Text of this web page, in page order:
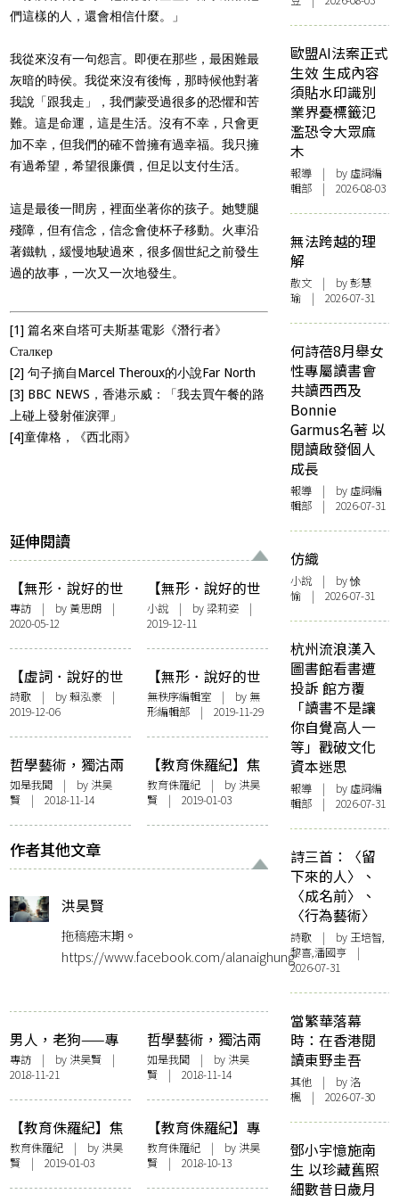
們這樣的人，還會相信什麼。」
我從來沒有一句怨言。即便在那些，最困難最
灰暗的時侯。我從來沒有後悔，那時候他對著
我說「跟我走」，我們蒙受過很多的恐懼和苦
難。這是命運，這是生活。沒有不幸，只會更
加不幸，但我們的確不曾擁有過幸福。我只擁
有過希望，希望很廉價，但足以支付生活。
這是最後一間房，裡面坐著你的孩子。她雙腿
殘障，但有信念，信念會使杯子移動。火車沿
著鐵軌，緩慢地駛過來，很多個世紀之前發生
過的故事，一次又一次地發生。
[1] 篇名來自塔可夫斯基電影《潛行者》
Сталкер
[2] 句子摘自Marcel Theroux的小說Far North
[3] BBC NEWS，香港示威：「我去買午餐的路
上碰上發射催淚彈」
[4]童偉格，《西北雨》
延伸閱讀
【無形．說好的世
界末日呢？】專訪
林超英：生物本該
求生，死也要講道
德
專訪 | by 黃思朗 |
2020-05-12
【無形．說好的世
界末日呢？】候鳥
小說| by梁莉姿|
2019-12-11
【虛詞．說好的世
界末日呢？】死線
戰士
詩歌 | by 賴泓豪 |
2019-12-06
【無形．說好的世
界末日呢？】末日
近了？
無秩序編輯室| by 無
形編輯部 | 2019-11-29
哲學藝術，獨沽兩
味——石硤尾Toast
書店
如是我聞 | by 洪昊
賢 | 2018-11-14
【教育侏羅紀】焦
慮研究生︰讀書是
負累
教育侏羅紀| by 洪昊
賢| 2019-01-03
作者其他文章
洪昊賢
拖稿癌末期。
https://www.facebook.com/alanaighung
男人，老狗——專
訪黃裕邦
專訪 | by 洪昊賢 |
2018-11-21
哲學藝術，獨沽兩
味——石硤尾Toast
書店
如是我聞| by 洪昊
賢| 2018-11-14
【教育侏羅紀】焦
慮研究生︰讀書是
負累
教育侏羅紀 | by 洪昊
賢 | 2019-01-03
【教育侏羅紀】專
訪唐睿︰學習是拒
絕安穩的人生
教育侏羅紀| by 洪昊
賢| 2018-10-13
歐盟AI法案正式
生效 生成內容
須貼水印識別
業界憂標籤氾
濫恐令大眾麻
木
報導 | by 虛詞編
輯部 | 2026-08-03
無法跨越的理
解
散文 | by 彭慧
瑜 | 2026-07-31
何詩蓓8月舉女
性專屬讀書會
共讀西西及
Bonnie
Garmus名著 以
閱讀啟發個人
成長
報導 | by 虛詞編
輯部 | 2026-07-31
仿織
小說 | by 悇
愉 | 2026-07-31
杭州流浪漢入
圖書館看書遭
投訴 館方覆
「讀書不是讓
你自覺高人一
等」戳破文化
資本迷思
報導 | by 虛詞編
輯部 | 2026-07-31
詩三首：〈留
下來的人〉、
〈成名前〉、
〈行為藝術〉
詩歌 | by 王培智,
黎喜,潘國亨 |
2026-07-31
當繁華落幕
時：在香港閱
讀東野圭吾
其他 | by洛
楓 | 2026-07-30
鄧小宇憶施南
生 以珍藏舊照
細數昔日歲月